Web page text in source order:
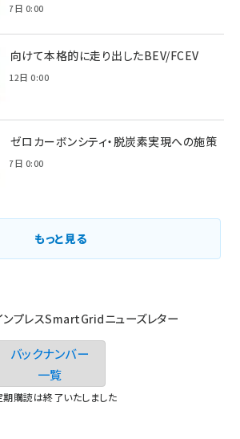
7日 0:00
に向けて本格的に走り出したBEV/FCEV
12日 0:00
ゼロカーボンシティ・脱炭素実現への施策
7日 0:00
もっと見る
ンプレスSmartGridニューズレター
バックナンバー
一覧
期購読は終了いたしました